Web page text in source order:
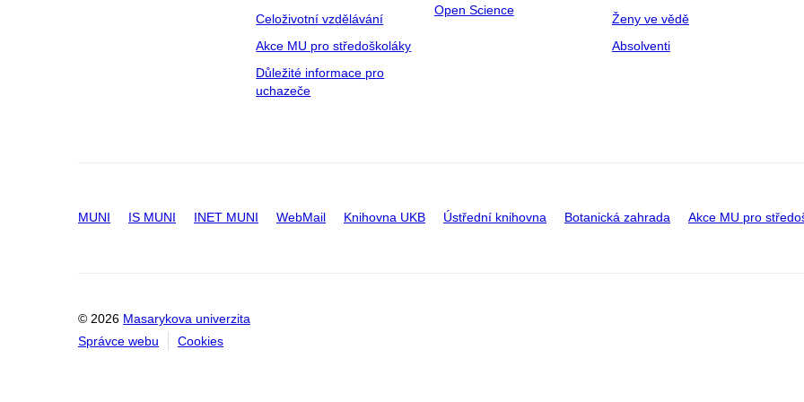
Celoživotní vzdělávání
Akce MU pro středoškoláky
Důležité informace pro
uchazeče
Open Science
Ženy ve vědě
Absolventi
MUNI IS MUNI INET MUNI WebMail Knihovna UKB Ústřední knihovna Botanická zahrada Akce MU pro
© 2026 Masarykova univerzita
Správce webu
Cookies